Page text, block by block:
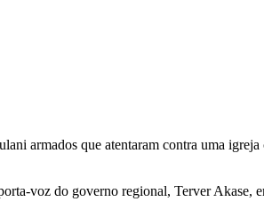
armados que atentaram contra uma
voz do governo regional, Terver Akase,